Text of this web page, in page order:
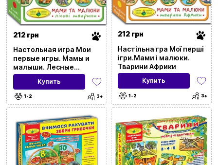
212 грн
Настольная игра Мои
первые игры. Мамы и
малыши. Лесные
зверята
Купить
1-2 3+
212 грн
Настільна гра Мої перші
ігри.Мами і малюки.
Тварини Африки
Купить
1-2 3+